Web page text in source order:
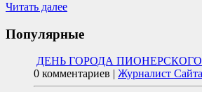
Читать далее
Популярные
ДЕНЬ ГОРОДА ПИОНЕРСКОГО
0 комментариев
Журналист Сайта